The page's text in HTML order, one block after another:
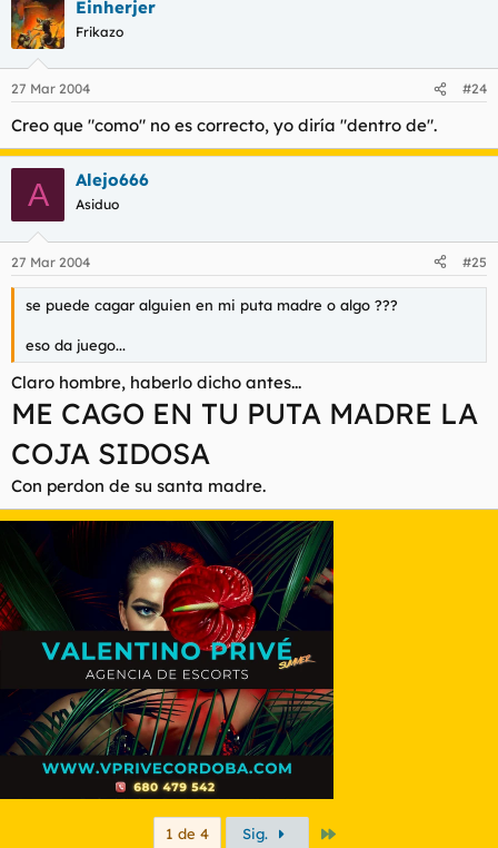
Einherjer
Frikazo
27 Mar 2004 #24
Creo que "como" no es correcto, yo diría "dentro de".
A Alejo666
Asiduo
27 Mar 2004 #25
se puede cagar alguien en mi puta madre o algo ???
eso da juego...
Claro hombre, haberlo dicho antes...
ME CAGO EN TU PUTA MADRE LA
COJA SIDOSA
Con perdon de su santa madre.
1 de 4 Sig.